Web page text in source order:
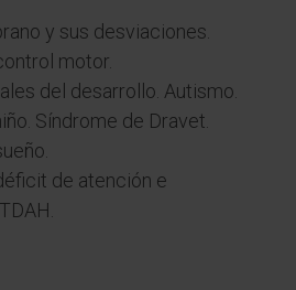
y sus desviaciones.
motor.
del desarrollo. Autismo.
Síndrome de Dravet.
de atención e